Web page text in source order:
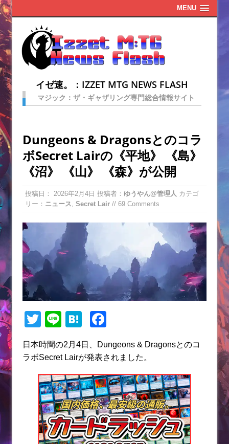
MENU
イゼ速。：IZZET MTG NEWS FLASH
マジック：ザ・ギャザリング専門総合情報サイト
Dungeons & Dragonsとのコラ
ボSecret Lairの《平地》 《島》
《沼》 《山》 《森》が公開
投稿日： 2026年2月4日 投稿者： ゆうやん@管理人 カテゴ
リー： ニュース Secret Lair // 69 Comments
T
w
itt
Li
n
e
H
at
e
a
c
b
o
o
k
日本時間の2月4日、Dungeons & Dragonsとのコ
ラボSecret Lairが発表されました。